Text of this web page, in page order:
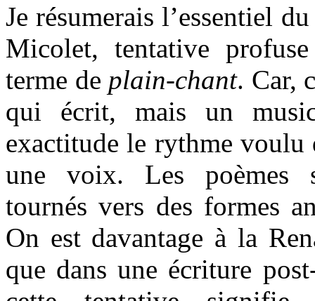
Je résumerais l’essentiel
Micolet, tentative
terme de plain-chant. Car,
qui écrit, mais un
exactitude le rythme voulu
une voix. Les poèmes
tournés vers des formes
On est davantage à la
que dans une écriture